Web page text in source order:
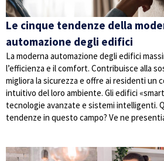
Le cinque tendenze della
automazione degli edifici
La moderna automazione degli edifici
l’efficienza e il comfort. Contribuisce alla
migliora la sicurezza e offre ai residenti un
intuitivo del loro ambiente. Gli edifici
tecnologie avanzate e sistemi intelligenti.
tendenze in questo campo? Ve ne